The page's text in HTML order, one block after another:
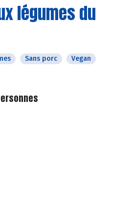
légumes du
Sans porc
Vegan